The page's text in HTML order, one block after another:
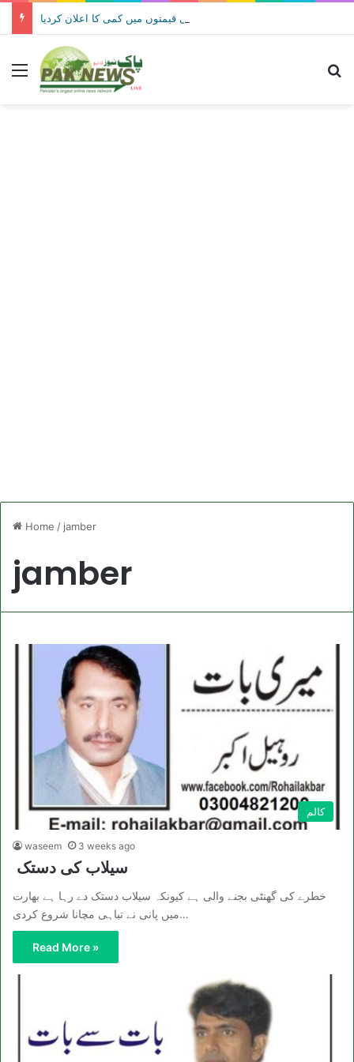
حکومت نے پیٹرولیم مصنوعات کی قیمتوں میں کمی کا اعلان کردیا
Menu
Home / jamber
jamber
کالم
waseem 3 weeks ago
سیلاب کی دستک
خطرے کی گھنٹی بجنے والی ہے کیونکہ سیلاب دستک دے رہا ہے بھارت
میں پانی نے تباہی مچانا شروع کردی…
Read More »